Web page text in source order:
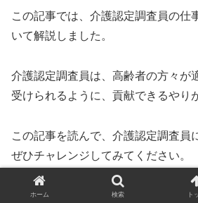
この記事では、介護認定調査員の仕
いて解説しました。
介護認定調査員は、高齢者の方々が
受けられるように、貢献できるやり
この記事を読んで、介護認定調査員
ぜひチャレンジしてみてください。
次のステップ:
ホーム 検索 ト